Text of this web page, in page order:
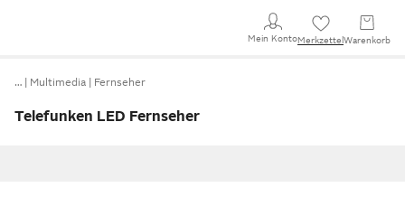
Mein KontoMerkzettel Warenkorb
… Multimedia Fernseher
Telefunken LED Fernseher